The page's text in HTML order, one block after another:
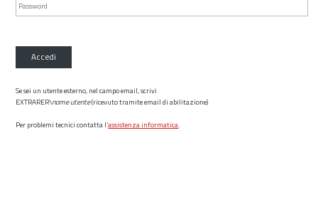
Accedi
Se sei un utente esterno, nel campo email, scrivi
EXTRARER\nome utente(ricevuto tramite email di abilitazione)
Per problemi tecnici contatta l’assistenza informatica.